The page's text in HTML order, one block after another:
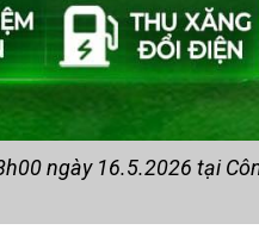
ngày 16.5.2026 tại